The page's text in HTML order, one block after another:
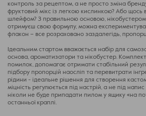
контроль за рецептом, а не просто зміна
фруктовий мікс із легкою кислинкою? Або
шлейфом? З правильною основою,
отримуєш свою формулу, можна
флакон – все розраховано заздалегідь,
Ідеальним стартом вважається набір для
основа, ароматизатори та нікобустер. Комплект
помилок, допомагає отримати стабільний
підбору пропорцій наосліп та перевитрати
рідини - ідеальне рішення для створення
міцність регулюється під настрій, а не під
ніколи не буде припадати пилом у ящику «на
останньої краплі.